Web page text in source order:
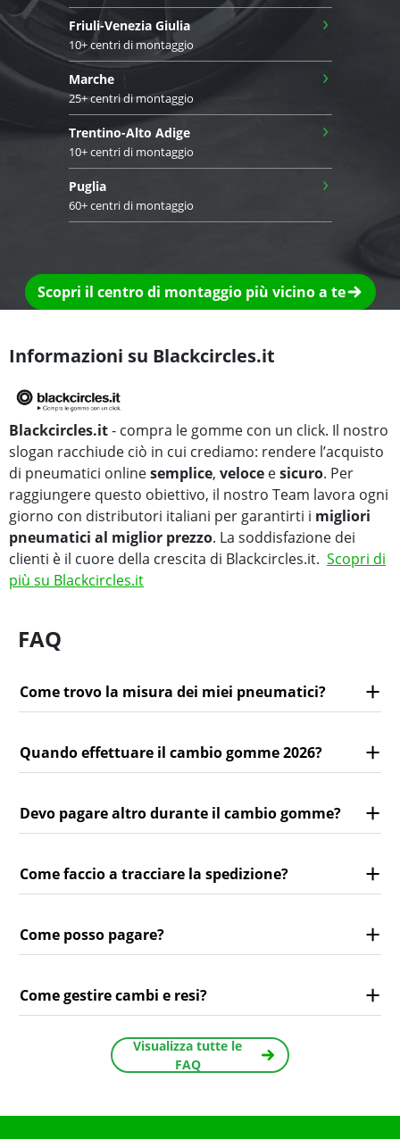
Friuli-Venezia Giulia
10+ centri di montaggio
›
Marche
25+ centri di montaggio
›
Trentino-Alto Adige
10+ centri di montaggio
›
Puglia
60+ centri di montaggio
›
Scopri il centro di montaggio più vicino a te
Informazioni su Blackcircles.it
Blackcircles.it- compra le gomme con un click. Il nostro
slogan racchiude ciò in cui crediamo: rendere l’acquisto
di pneumatici onlinesemplice, veloce esicuro. Per
raggiungere questo obiettivo, il nostro Team lavora ogni
giorno con distributori italiani per garantirti i migliori
pneumatici al miglior prezzo. La soddisfazione dei
clienti è il cuore della crescita di Blackcircles.it. Scopri di
più su Blackcircles.it
FAQ
Come trovo la misura dei miei pneumatici?
Quando effettuare il cambio gomme 2026?
Devo pagare altro durante il cambio gomme?
Come faccio a tracciare la spedizione?
Come posso pagare?
Come gestire cambi e resi?
Visualizza tutte le
FAQ